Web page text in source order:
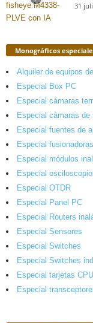
31
Monográficos
Alquiler de equipos
Especial Box PC
Especial cámaras
Especial cámaras de
Especial fuentes de
Especial
Especial módulos
Especial
Especial OTDR
Especial Panel PC
Especial Routers
Especial Sensores
Especial Switches
Especial Switches
Especial tarjetas CPU
Especial